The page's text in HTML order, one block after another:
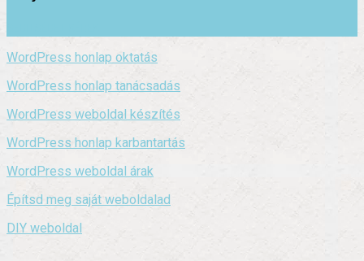
WordPress honlap oktatás
WordPress honlap tanácsadás
WordPress weboldal készítés
WordPress honlap karbantartás
WordPress weboldal árak
Építsd meg saját weboldalad
DIY weboldal